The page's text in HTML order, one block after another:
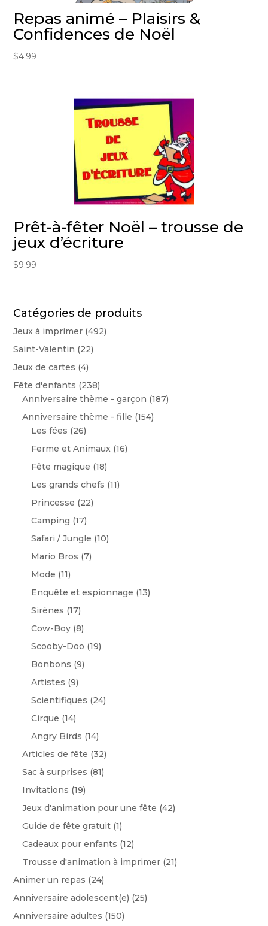
Repas animé – Plaisirs &
Confidences de Noël
$4.99
Prêt-à-fêter Noël – trousse de
jeux d’écriture
$9.99
Catégories de produits
Jeux à imprimer (492)
Saint-Valentin (22)
Jeux de cartes (4)
Fête d'enfants (238)
Anniversaire thème - garçon (187)
Anniversaire thème - fille (154)
Les fées (26)
Ferme et Animaux (16)
Fête magique (18)
Les grands chefs (11)
Princesse (22)
Camping (17)
Safari / Jungle (10)
Mario Bros (7)
Mode (11)
Enquête et espionnage (13)
Sirènes (17)
Cow-Boy (8)
Scooby-Doo (19)
Bonbons (9)
Artistes (9)
Scientifiques (24)
Cirque (14)
Angry Birds (14)
Articles de fête (32)
Sac à surprises (81)
Invitations (19)
Jeux d'animation pour une fête (42)
Guide de fête gratuit (1)
Cadeaux pour enfants (12)
Trousse d'animation à imprimer (21)
Animer un repas (24)
Anniversaire adolescent(e) (25)
Anniversaire adultes (150)